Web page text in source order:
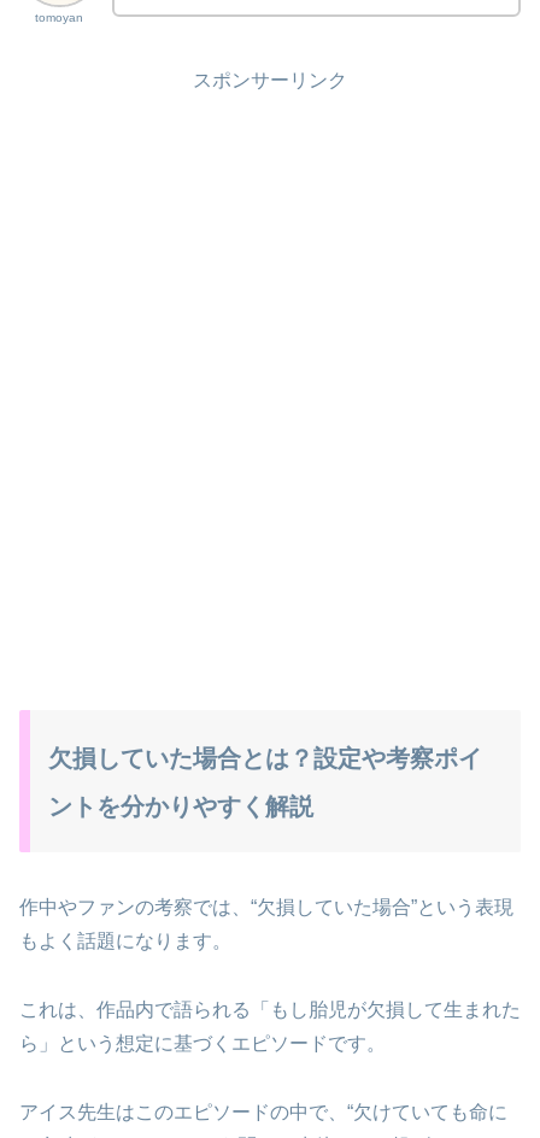
tomoyan
スポンサーリンク
欠損していた場合とは？設定や考察ポイ
ントを分かりやすく解説
作中やファンの考察では、“欠損していた場合”という表現
もよく話題になります。
これは、作品内で語られる「もし胎児が欠損して生まれた
ら」という想定に基づくエピソードです。
アイス先生はこのエピソードの中で、“欠けていても命に